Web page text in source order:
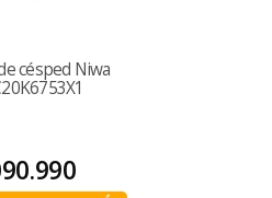
césped Niwa